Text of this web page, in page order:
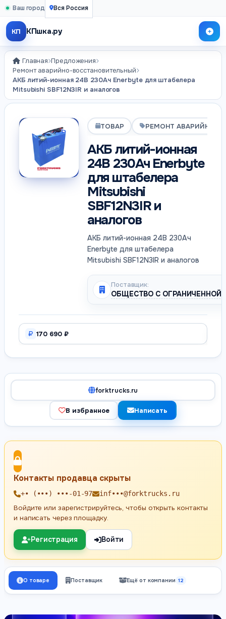
Ваш город Вся Россия
КП КПшка.ру
Главная Предложения
Ремонт аварийно-восстановительный
АКБ литий-ионная 24В 230Ач Enerbyte для штабелера
Mitsubishi SBF12N3IR и аналогов
ТОВАР РЕМОНТ АВАРИЙНО-
АКБ литий-ионная
24В 230Ач Enerbyte
для штабелера
Mitsubishi
SBF12N3IR и
аналогов
АКБ литий-ионная 24В 230Ач
Enerbyte для штабелера
Mitsubishi SBF12N3IR и аналогов
Поставщик:
ОБЩЕСТВО С ОГРАНИЧЕННОЙ
170 690 ₽
forktrucks.ru
В избранное Написать
Контакты продавца скрыты
+• (•••) •••-01-97 inf•••@forktrucks.ru
Войдите или зарегистрируйтесь, чтобы открыть контакты
и написать через площадку.
Регистрация Войти
О товаре Поставщик Ещё от компании 12